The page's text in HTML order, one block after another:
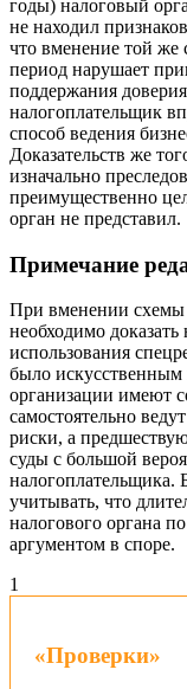
годы) налоговый
не находил
что вменение той же
период нарушает
поддержания
налогоплательщик
способ ведения
Доказательств же
изначально
преимущественно
орган не представил.
Примечание
При вменении схемы
необходимо
использования
было искусственным
организации имеют
самостоятельно
риски, а
суды с большой
налогоплательщика.
учитывать, что
налогового органа
аргументом в споре.
1
«Проверки»